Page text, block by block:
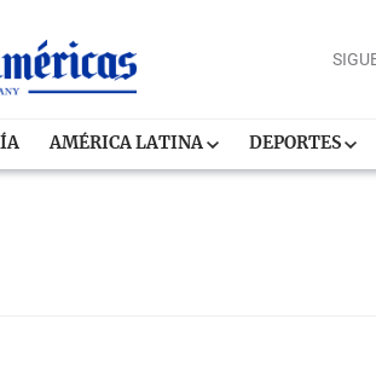
AMÉRICA LATINA DEPORTES